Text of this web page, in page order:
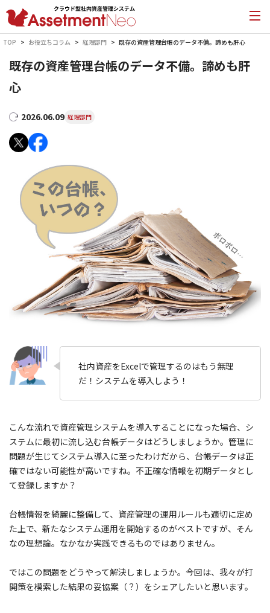
TOP お役立ちコラム 経理部門 既存の資産管理台帳のデータ不備。諦めも肝心
既存の資産管理台帳のデータ不備。諦めも肝
心
2026.06.09 経理部門
社内資産をExcelで管理するのはもう無理
だ！システムを導入しよう！
こんな流れで資産管理システムを導入することになった場合、シ
ステムに最初に流し込む台帳データはどうしましょうか。管理に
問題が生じてシステム導入に至ったわけだから、台帳データは正
確ではない可能性が高いですね。不正確な情報を初期データとし
て登録しますか？
台帳情報を綺麗に整備して、資産管理の運用ルールも適切に定め
た上で、新たなシステム運用を開始するのがベストですが、そん
なの理想論。なかなか実践できるものではありません。
ではこの問題をどうやって解決しましょうか。今回は、我々が打
開策を模索した結果の妥協案（？）をシェアしたいと思います。